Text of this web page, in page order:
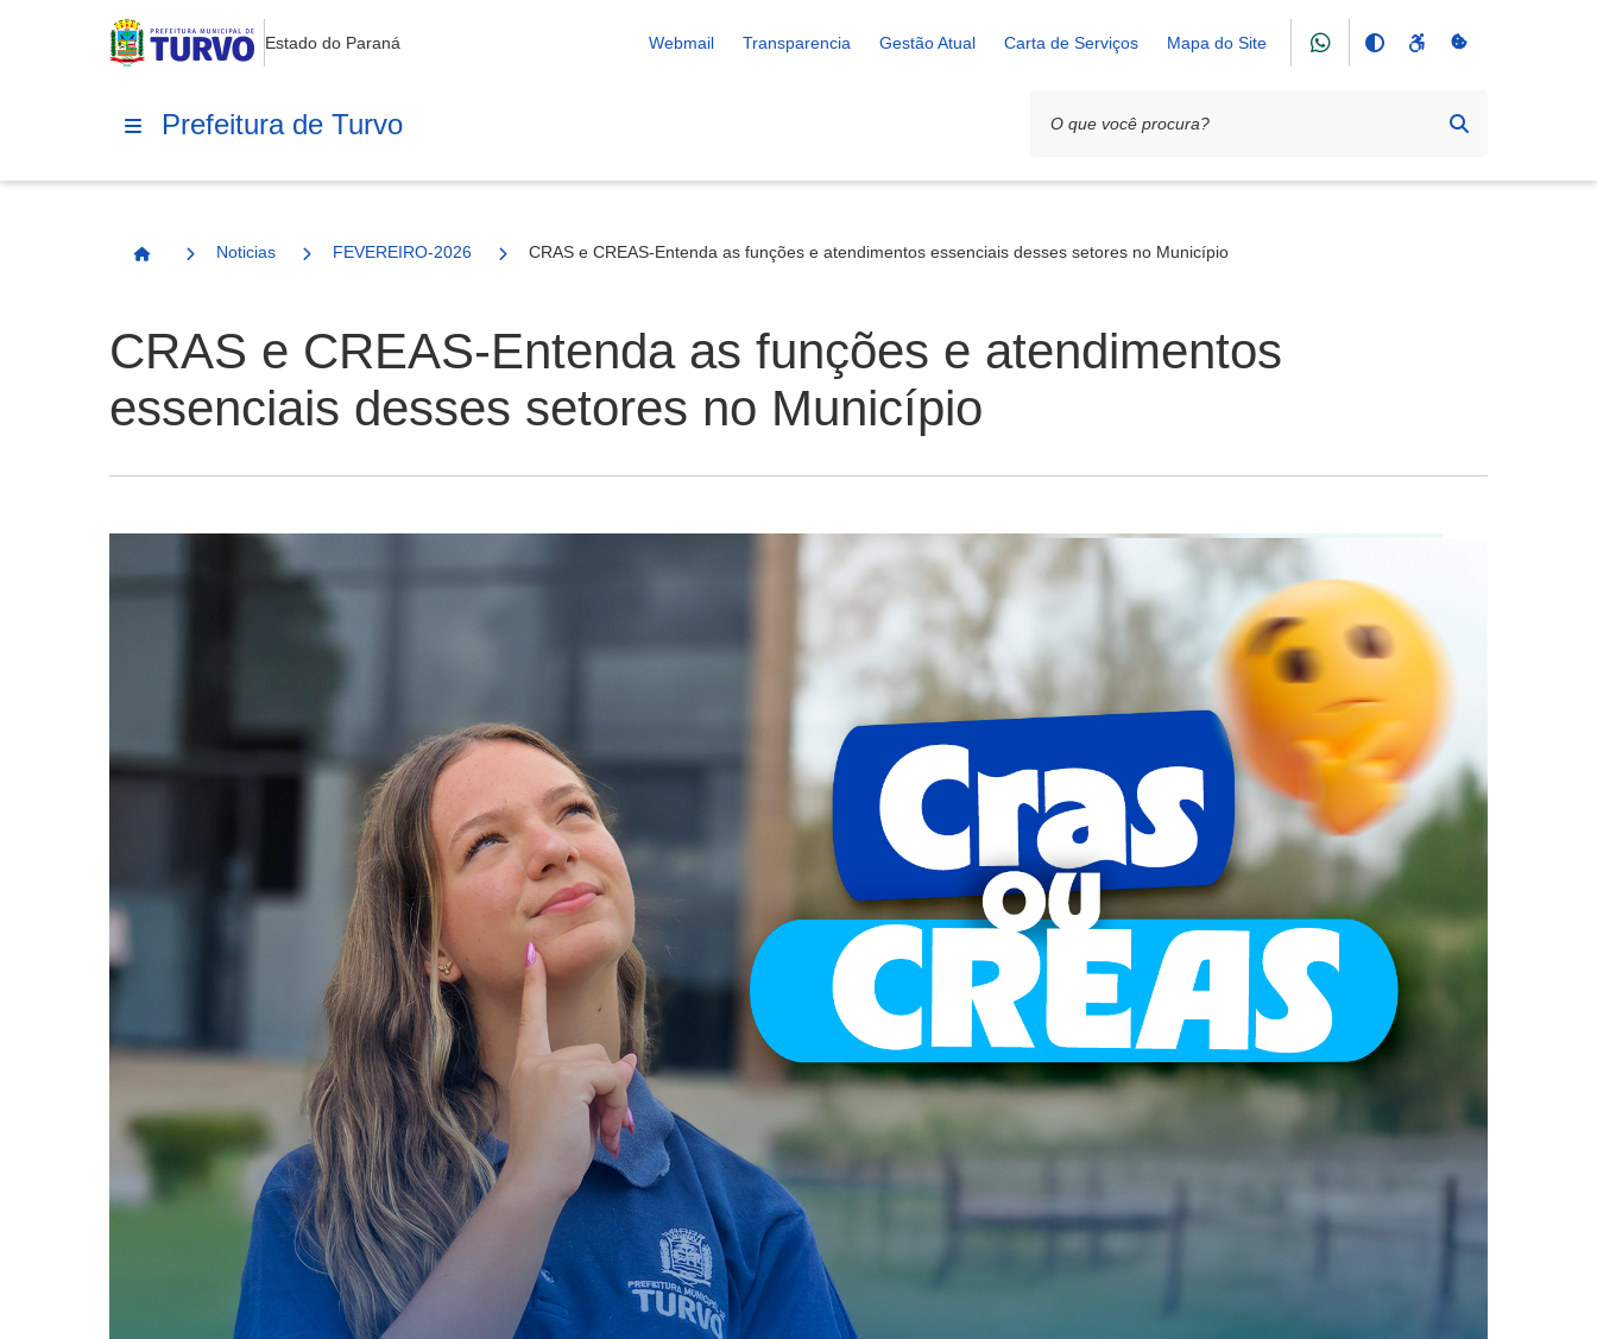
Estado do Paraná Webmail Transparencia Gestão Atual Carta de Serviços Mapa do Site
Prefeitura de Turvo
Página Inicial
Noticias FEVEREIRO-2026 CRAS e CREAS-Entenda as funções e atendimentos essenciais desses setores no Município
CRAS e CREAS-Entenda as funções e atendimentos
essenciais desses setores no Município